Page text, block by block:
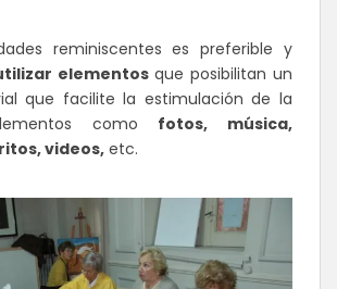
reminiscentes es preferible y
elementosque posibilitan un
que facilite la estimulación de la
como fotos, música,
videos, etc.